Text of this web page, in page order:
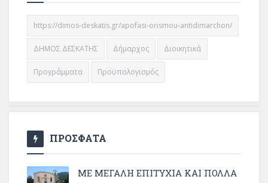
https://dimos-deskatis.gr/apofasi-orismou-antidimarchon/
ΔΗΜΟΣ ΔΕΣΚΑΤΗΣ Δήμαρχος Διοικητικά
Προγράμματα Προϋπολογισμός
ΠΡΟΣΦΑΤΑ
ΜΕ ΜΕΓΆΛΗ ΕΠΙΤΥΧΊΑ ΚΑΙ ΠΟΛΛΆ